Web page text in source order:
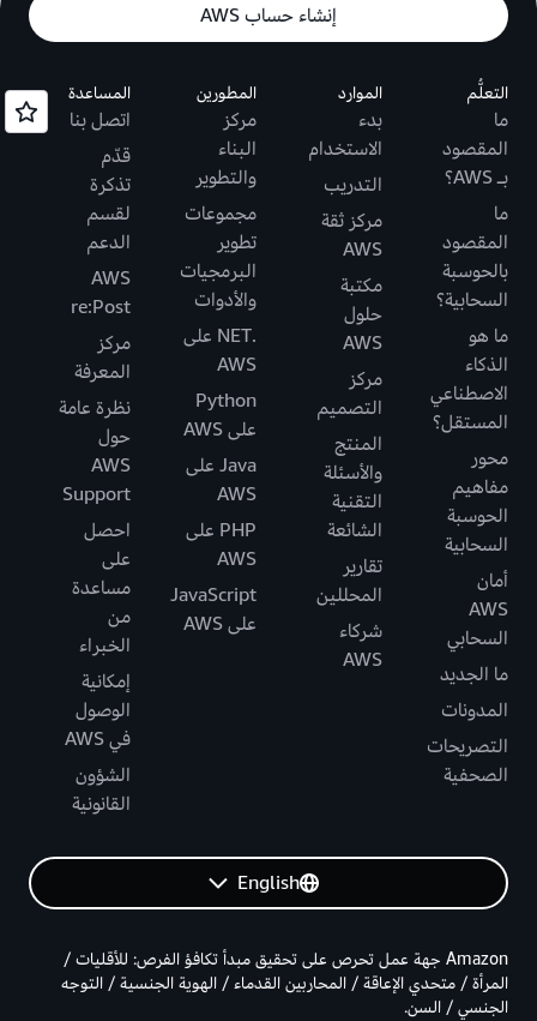
إنشاء حساب AWS
التعلُّم
ما
المقصود
بـ AWS؟
ما
المقصود
بالحوسبة
السحابية؟
ما هو
الذكاء
الاصطناعي
المستقل؟
محور
مفاهيم
الحوسبة
السحابية
أمان
AWS
السحابي
ما الجديد
المدونات
التصريحات
الصحفية
الموارد
بدء
الاستخدام
التدريب
مركز ثقة
AWS
مكتبة
حلول
AWS
مركز
التصميم
المنتج
والأسئلة
التقنية
الشائعة
تقارير
المحللين
شركاء
AWS
المطورين
مركز
البناء
والتطوير
مجموعات
تطوير
البرمجيات
والأدوات
.NET على
AWS
Python
على AWS
Java على
AWS
PHP على
AWS
JavaScript
على AWS
المساعدة
اتصل بنا
قدّم
تذكرة
لقسم
الدعم
AWS
re:Post
مركز
المعرفة
نظرة عامة
حول
AWS
Support
احصل
على
مساعدة
من
الخبراء
إمكانية
الوصول
في AWS
الشؤون
القانونية
English
Amazon جهة عمل تحرص على تحقيق مبدأ تكافؤ الفرص: للأقليات /
المرأة / متحدي الإعاقة / المحاربين القدماء / الهوية الجنسية / التوجه
الجنسي / السن.